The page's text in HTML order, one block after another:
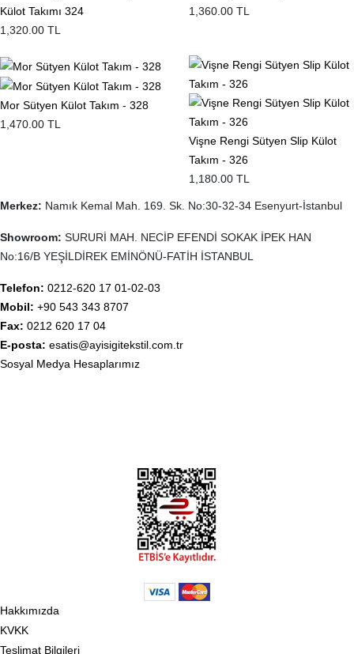
Külot Takımı 324
1,320.00 TL
1,360.00 TL
Mor Sütyen Külot Takım - 328
1,470.00 TL
Vişne Rengi Sütyen Slip Külot
Takım - 326
1,180.00 TL
Merkez: Namık Kemal Mah. 169. Sk. No:30-32-34 Esenyurt-İstanbul
Showroom: SURURİ MAH. NECİP EFENDİ SOKAK İPEK HAN
No:16/B YEŞİLDİREK EMİNÖNÜ-FATİH İSTANBUL
Telefon: 0212-620 17 01-02-03
Mobil: +90 543 343 8707
Fax: 0212 620 17 04
E-posta: esatis@ayisigitekstil.com.tr
Sosyal Medya Hesaplarımız
Hakkımızda
KVKK
Teslimat Bilgileri